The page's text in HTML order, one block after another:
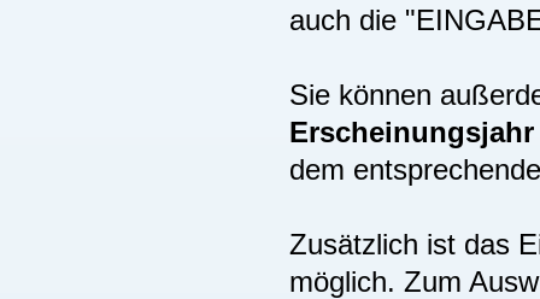
auch die
Sie können
dem
Zusätzlich ist das
möglich. Zum